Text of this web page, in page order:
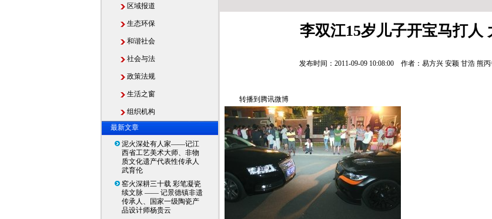
区域报道
生态环保
和谐社会
社会与法
政策法规
生活之窗
组织机构
最新文章
泥火深处有人家——记江
西省工艺美术大师、非物
质文化遗产代表性传承人
武育伦
窑火深耕三十载 彩笔凝瓷
续文脉 —— 记景德镇非遗
传承人、国家一级陶瓷产
品设计师杨贵云
李双江15岁儿子开宝马打人
发布时间：2011-09-09 10:08:00 作者：易方兴 安颖 甘浩 熊
转播到腾讯微博